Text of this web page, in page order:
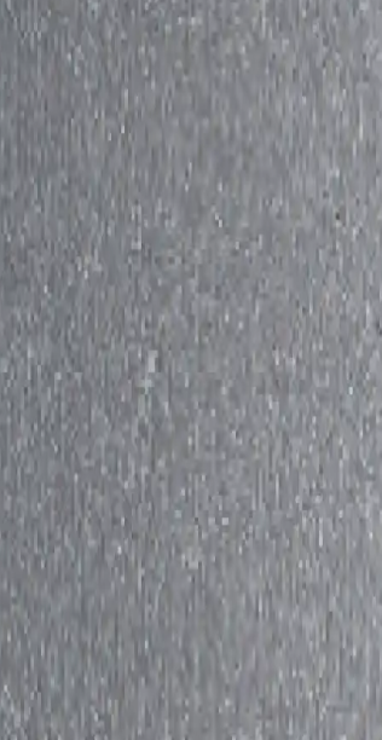
ve TS EN 13499 EPS Isı Yalıtım
geçirgenliğine sahiptir.(µ=20-40)
kaynaklanan sıva, boya ve kaplama